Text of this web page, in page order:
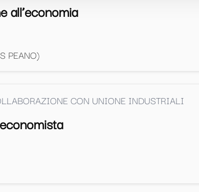
all’economia
PEANO)
CON UNIONE INDUSTRIALI